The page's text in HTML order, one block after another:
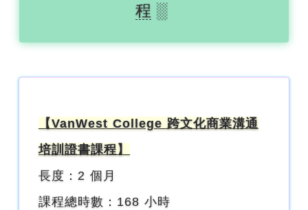
程 ░
【VanWest College 跨文化商業溝通
培訓證書課程】
長度：2 個月
課程總時數：168 小時